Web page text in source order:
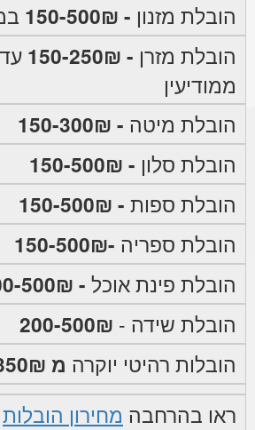
הובלת מזנון - 150-500₪
הובלת מזרן - 150-250₪
ממודיעין
הובלת מיטה - 150-300₪
הובלת סלון - 150-500₪
הובלת ספות - 150-500₪
הובלת ספריה -150-500₪
הובלת פינת אוכל - 200-500₪
הובלת שידה - 200-500₪
הובלות רהיטי יוקרה מ 350₪ עד 800₪
ראו בהרחבה מחירון הובלות